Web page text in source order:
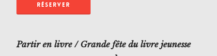
RÉSERVER
Partir en livre / Grande fête du livre jeunesse